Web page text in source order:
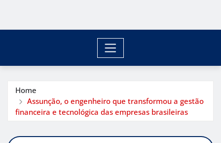
Home
Assunção, o engenheiro que transformou a gestão
financeira e tecnológica das empresas brasileiras